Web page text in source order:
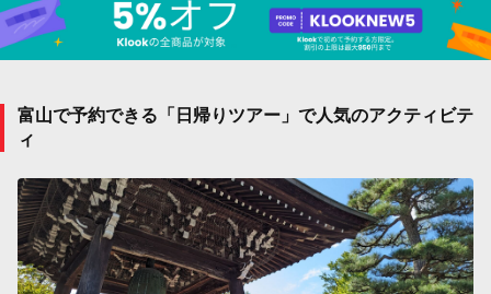
富山で予約できる「日帰りツアー」で人気のアクティビテ
ィ